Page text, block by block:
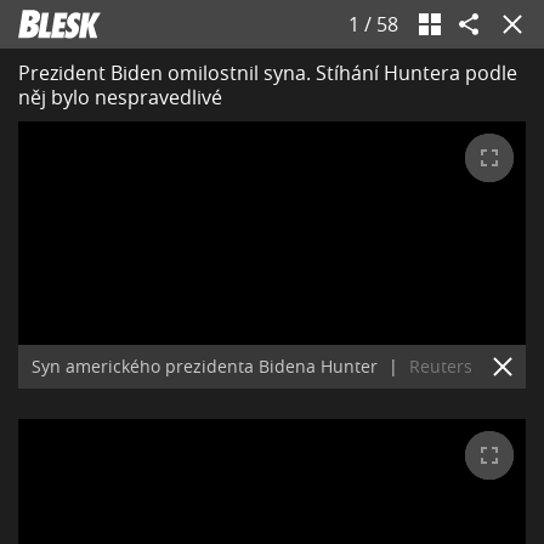
1 / 58
Prezident Biden omilostnil syna. Stíhání Huntera podle
něj bylo nespravedlivé
Syn amerického prezidenta Bidena Hunter | Reuters